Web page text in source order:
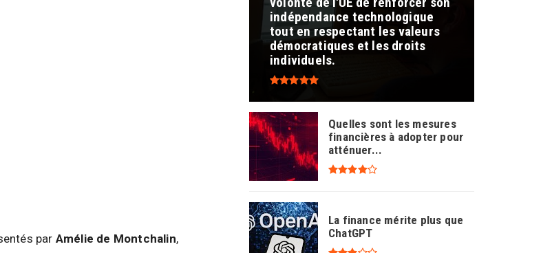
par Amélie de Montchalin,
indépendance technologique
tout en respectant les valeurs
démocratiques et les droits
individuels.
Quelles sont les mesures
financières à adopter pour
atténuer...
La finance mérite plus que
ChatGPT